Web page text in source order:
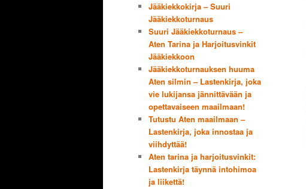
Jääkiekkokirja – Suuri
Jääkiekkoturnaus
Suuri Jääkiekkoturnaus –
Aten Tarina ja Harjoitusvinkit
Jääkiekkoon
Jääkiekkoturnauksen huuma
Aten silmin – Lastenkirja, joka
vie lukijansa jännittävään ja
opettavaiseen maailmaan!
Tutustu Aten maailmaan –
Lastenkirja, joka innostaa ja
viihdyttää!
Aten tarina ja harjoitusvinkit:
Lastenkirja täynnä intohimoa
ja liikettä!